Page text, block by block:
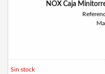
NOX Caja
Sin stock